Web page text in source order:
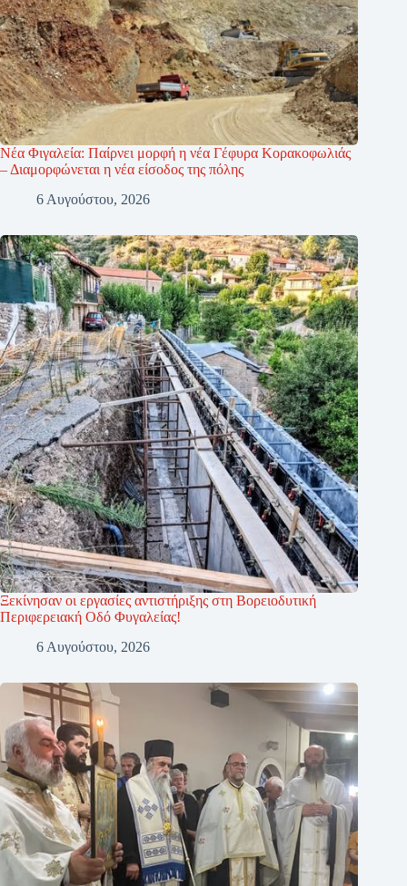
Νέα Φιγαλεία: Παίρνει μορφή η νέα Γέφυρα Κορακοφωλιάς
– Διαμορφώνεται η νέα είσοδος της πόλης
6 Αυγούστου, 2026
Ξεκίνησαν οι εργασίες αντιστήριξης στη Βορειοδυτική
Περιφερειακή Οδό Φυγαλείας!
6 Αυγούστου, 2026